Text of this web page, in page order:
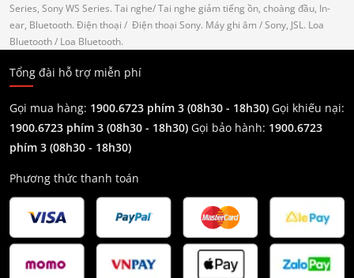
Series, Sony WS Series. Tai nghe/ Tai nghe giảm tiếng ồn, choàng đầu, In-
ear, Bluetooth. Điện thoại / Điện thoại Sony. Máy ghi âm / Sony, JSL. Loa
Bluetooth/ Loa Bluetooth.
Tổng đài hỗ trợ miễn phí
Gọi mua hàng: 1900.6723 phím 3 (08h30 - 18h30) Gọi khiếu nại:
1900.6723 phím 3 (08h30 - 18h30) Gọi bảo hành: 1900.6723
phím 3 (08h30 - 18h30)
Phương thức thanh toán